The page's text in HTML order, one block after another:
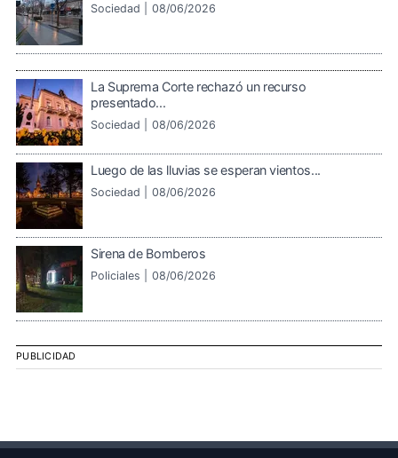
Sociedad | 08/06/2026
La Suprema Corte rechazó un recurso
presentado...
Sociedad | 08/06/2026
Luego de las lluvias se esperan vientos...
Sociedad | 08/06/2026
Sirena de Bomberos
Policiales | 08/06/2026
PUBLICIDAD